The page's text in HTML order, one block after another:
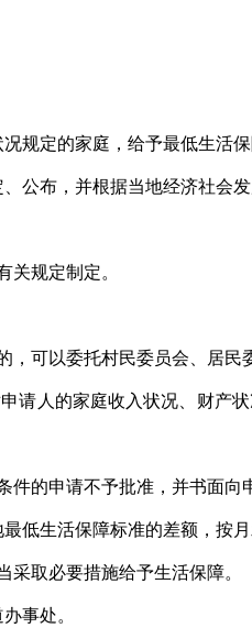
规定的家庭，给予最低生活保
公布，并根据当地经济社会
规定制定。
可以委托村民委员会、居民
请人的家庭收入状况、财产
的申请不予批准，并书面向
低生活保障标准的差额，按月
取必要措施给予生活保障。
事处。